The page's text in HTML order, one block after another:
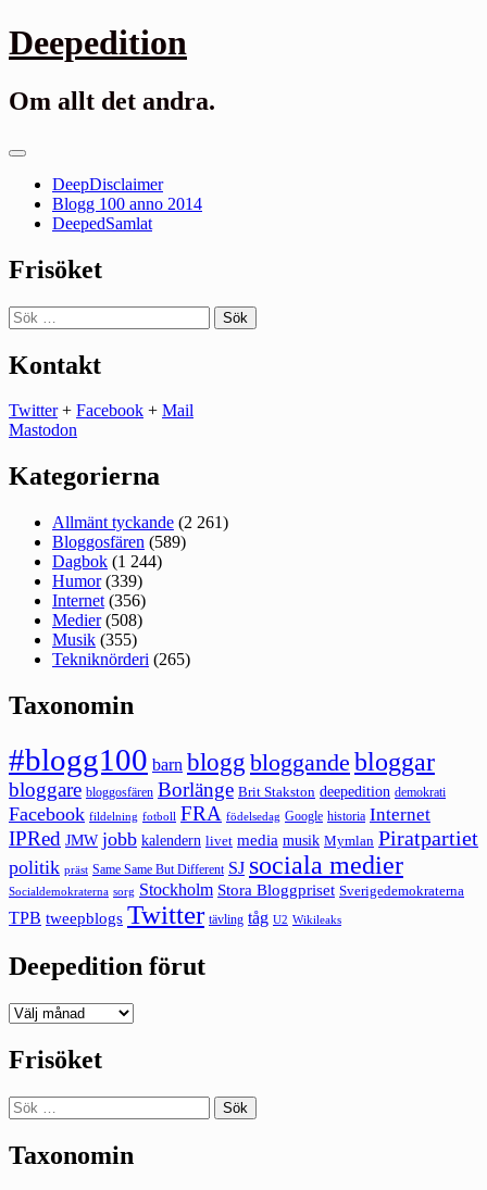
Gå
till
Deepedition
Om allt det andra.
Primär
DeepDisclaimer
Blogg 100 anno 2014
DeepedSamlat
Frisöket
Sök
efter:
Kontakt
Twitter+ Facebook + Mail
Mastodon
Kategorierna
Allmänt tyckande (2 261)
Bloggosfären (589)
Dagbok (1 244)
Humor(339)
Internet (356)
Medier(508)
Musik (355)
Tekniknörderi (265)
Taxonomin
#blogg100 barn blogg bloggande bloggar
bloggare bloggosfären Borlänge Brit Stakston deepedition demokrati
Facebook fildelning fotboll FRA födelsedag Google historia Internet
IPRed JMW jobb kalendern livet media musik Mymlan Piratpartiet
politik präst Same Same But Different SJ sociala medier
Socialdemokraterna sorg Stockholm Stora Bloggpriset Sverigedemokraterna
TPB tweepblogs Twitter tävling tåg U2 Wikileaks
Deepedition förut
Deepedition
Frisöket
Sök
efter:
Taxonomin